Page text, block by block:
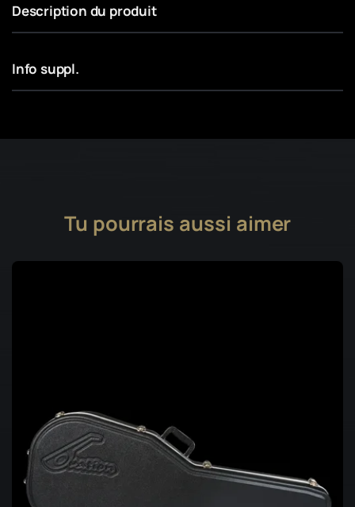
Description du produit
Info suppl.
Tu pourrais aussi aimer